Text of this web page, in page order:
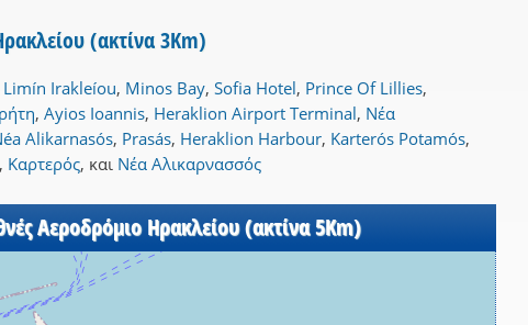
(ακτίνα 3Km)
Limín Irakleíou, Minos Bay, Sofia Hotel, Prince Of Lillies,
, Ayios Ioannis, Heraklion Airport Terminal, Νέα
Alikarnasós, Prasás, Heraklion Harbour, Karterós Potamós,
, Καρτερός, και Νέα Αλικαρνασσός
Αεροδρόμιο Ηρακλείου (ακτίνα 5Km)